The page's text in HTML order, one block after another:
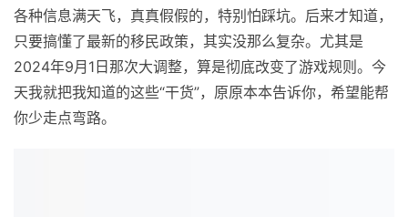
各种信息满天飞，真真假假的，特别怕踩坑。后来才知道，
只要搞懂了最新的移民政策，其实没那么复杂。尤其是
2024年9月1日那次大调整，算是彻底改变了游戏规则。今
天我就把我知道的这些“干货”，原原本本告诉你，希望能帮
你少走点弯路。